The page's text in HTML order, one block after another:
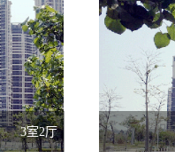
3室2厅